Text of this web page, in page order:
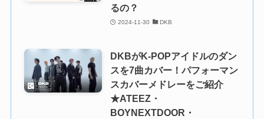
るの？
2024-11-30 DKB
DKBがK-POPアイドルのダン
スを7曲カバー！パフォーマン
スカバーメドレーをご紹介
★ATEEZ・
BOYNEXTDOOR・